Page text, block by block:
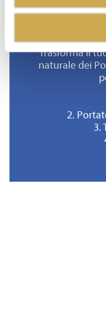
ENTRA
CON
Trasforma il
naturale dei
2.
3.